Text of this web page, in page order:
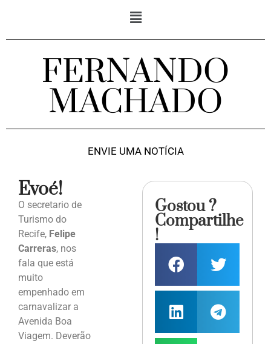
FERNANDO
MACHADO
ENVIE UMA NOTÍCIA
Evoé!
O secretario de
Turismo do
Recife, Felipe
Carreras, nos
fala que está
muito
empenhado em
carnavalizar a
Avenida Boa
Viagem. Deverão
Gostou ?
Compartilhe
!